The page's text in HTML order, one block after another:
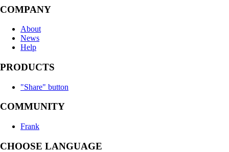
COMPANY
About
News
Help
PRODUCTS
"Share" button
COMMUNITY
Frank
CHOOSE LANGUAGE